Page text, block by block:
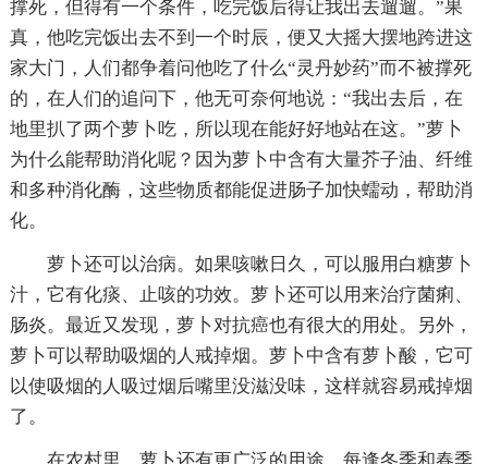
撑死，但得有一个条件，吃完饭后得让我出去遛遛。”果
真，他吃完饭出去不到一个时辰，便又大摇大摆地跨进这
家大门，人们都争着问他吃了什么“灵丹妙药”而不被撑死
的，在人们的追问下，他无可奈何地说：“我出去后，在
地里扒了两个萝卜吃，所以现在能好好地站在这。”萝卜
为什么能帮助消化呢？因为萝卜中含有大量芥子油、纤维
和多种消化酶，这些物质都能促进肠子加快蠕动，帮助消
化。
萝卜还可以治病。如果咳嗽日久，可以服用白糖萝卜
汁，它有化痰、止咳的功效。萝卜还可以用来治疗菌痢、
肠炎。最近又发现，萝卜对抗癌也有很大的用处。另外，
萝卜可以帮助吸烟的人戒掉烟。萝卜中含有萝卜酸，它可
以使吸烟的人吸过烟后嘴里没滋没味，这样就容易戒掉烟
了。
在农村里，萝卜还有更广泛的用途。每逢冬季和春季